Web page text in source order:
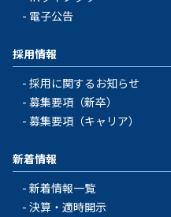
電子公告
採用情報
採用に関するお知らせ
募集要項（新卒）
募集要項（キャリア）
新着情報
新着情報一覧
決算・適時開示